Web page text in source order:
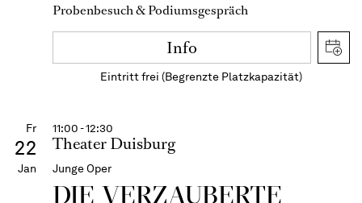
Probenbesuch & Podiumsgespräch
Info
Eintritt frei (Begrenzte Platzkapazität)
Fr
22
Jan
11:00 - 12:30
Theater Duisburg
Junge Oper
DIE VERZAUBERTE